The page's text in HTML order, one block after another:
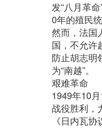
发“八月革
0年的殖民
然而，法国
国，不允许
防止胡志明
为“南越”。
艰难革命
1949年10
战役胜利，
《日内瓦